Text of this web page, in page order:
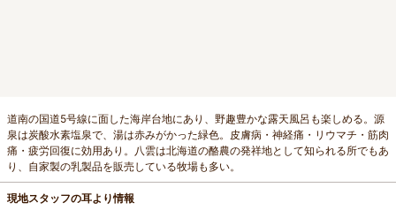
道南の国道5号線に面した海岸台地にあり、野趣豊かな露天風呂も楽しめる。源
泉は炭酸水素塩泉で、湯は赤みがかった緑色。皮膚病・神経痛・リウマチ・筋肉
痛・疲労回復に効用あり。八雲は北海道の酪農の発祥地として知られる所でもあ
り、自家製の乳製品を販売している牧場も多い。
現地スタッフの耳より情報